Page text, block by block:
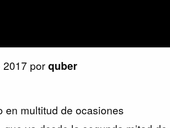
2017 porquber
en multitud de ocasiones